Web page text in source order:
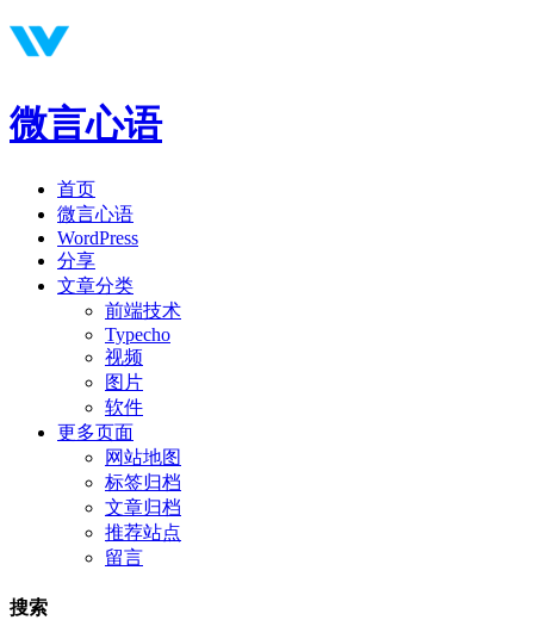
微言心语
首页
微言心语
WordPress
分享
文章分类
前端技术
Typecho
视频
图片
软件
更多页面
网站地图
标签归档
文章归档
推荐站点
留言
搜索